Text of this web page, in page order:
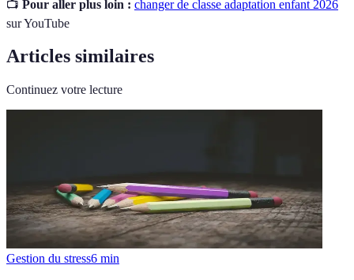
📺 Pour aller plus loin : changer de classe adaptation enfant 2026
sur YouTube
Articles similaires
Continuez votre lecture
Gestion du stress6 min